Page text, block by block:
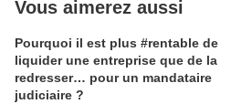
Vous aimerez aussi
Pourquoi il est plus #rentable de
liquider une entreprise que de la
redresser… pour un mandataire
judiciaire ?